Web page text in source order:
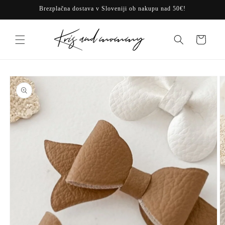
vsebino
Brezplačna dostava v Sloveniji ob nakupu nad 50€!
Košarica
Preskoči na
informacije
o izdelku